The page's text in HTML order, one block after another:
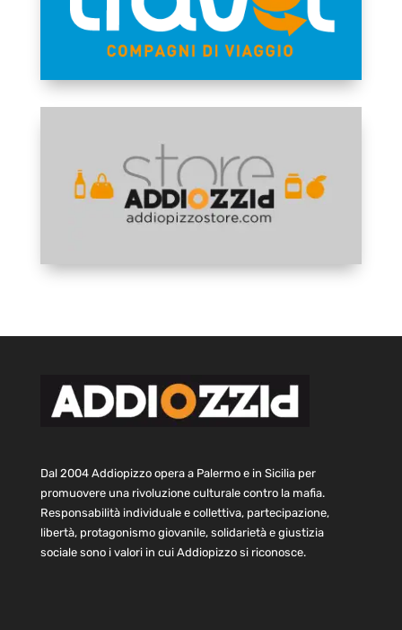
Dal 2004 Addiopizzo opera a Palermo e in Sicilia per
promuovere una rivoluzione culturale contro la mafia.
Responsabilità individuale e collettiva, partecipazione,
libertà, protagonismo giovanile, solidarietà e giustizia
sociale sono i valori in cui Addiopizzo si riconosce.